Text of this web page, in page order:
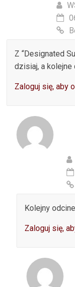
Z “Designated
dzisiaj, a
Zaloguj się, aby
Kolejny
Zaloguj się,